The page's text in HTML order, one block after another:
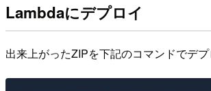
Lambdaにデプロイ
出来上がったZIPを下記のコマンドでデプ